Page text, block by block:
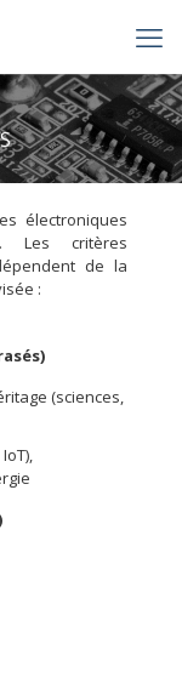
électroniques
Les critères
de la
:
(sciences,